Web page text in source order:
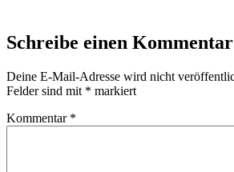
Schreibe einen Kommentar
Deine E-Mail-Adresse wird nicht
Felder sind mit * markiert
Kommentar *